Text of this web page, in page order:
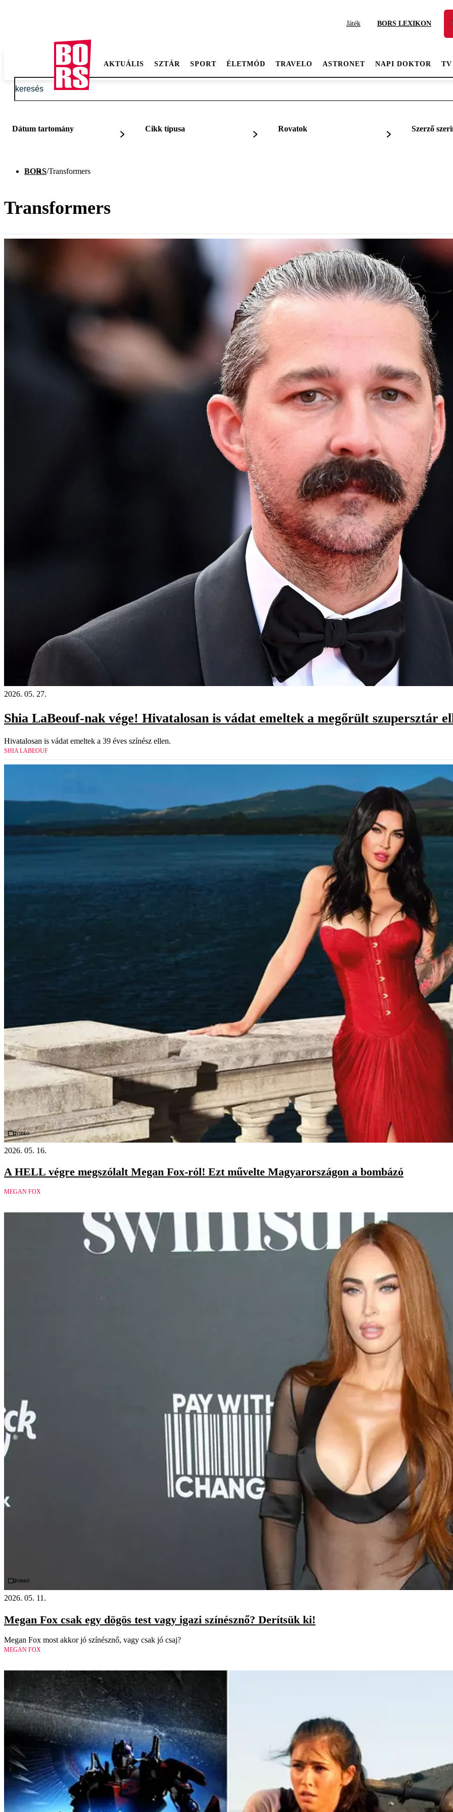
Játék BORS LEXIKON
AKTUÁLIS SZTÁR SPORT ÉLETMÓD TRAVELO ASTRONET NAPI DOKTOR TV
Dátum tartomány Cikk típusa Rovatok Szerző
BORS/Transformers
Transformers
Videó
2026. 05. 27.
Shia LaBeouf-nak vége! Hivatalosan is vádat emeltek a megőrült szupersztár
Hivatalosan is vádat emeltek a 39 éves színész ellen.
SHIA LABEOUF
Videó
2026. 05. 16.
A HELL végre megszólalt Megan Fox-ról! Ezt művelte Magyarországon a bombázó
MEGAN FOX
Videó
2026. 05. 11.
Megan Fox csak egy dögös test vagy igazi színésznő? Derítsük ki!
Megan Fox most akkor jó színésznő, vagy csak jó csaj?
MEGAN FOX